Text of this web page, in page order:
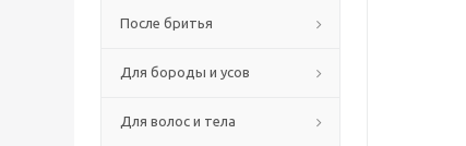
После бритья
Для бороды и усов
Для волос и тела